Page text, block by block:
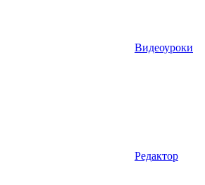
Видеоуроки
Редактор